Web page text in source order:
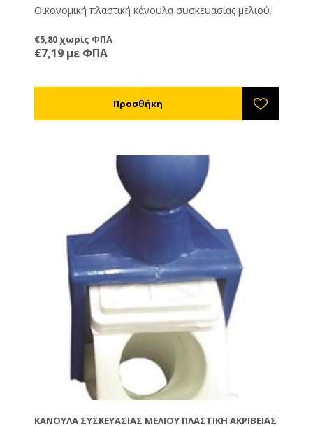
Οικονομική πλαστική κάνουλα συσκευασίας μελιού.
€5,80 χωρίς ΦΠΑ
€7,19 με ΦΠΑ
ΚΆΝΟΥΛΑ ΣΥΣΚΕΥΑΣΊΑΣ ΜΕΛΙΟΎ ΠΛΑΣΤΙΚΉ ΑΚΡΙΒΕΊΑΣ